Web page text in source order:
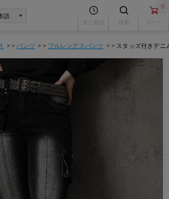
0
パンツ フルレングスパンツ スタッズ付きデ